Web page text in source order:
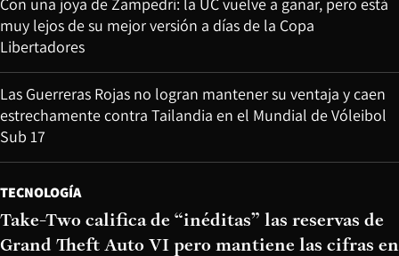
muy lejos de su mejor versión a días de la Copa
Libertadores
Las Guerreras Rojas no logran mantener su ventaja y caen
estrechamente contra Tailandia en el Mundial de Vóleibol
Sub 17
TECNOLOGÍA
Take-Two califica de “inéditas” las reservas de
Grand Theft Auto VI pero mantiene las cifras en